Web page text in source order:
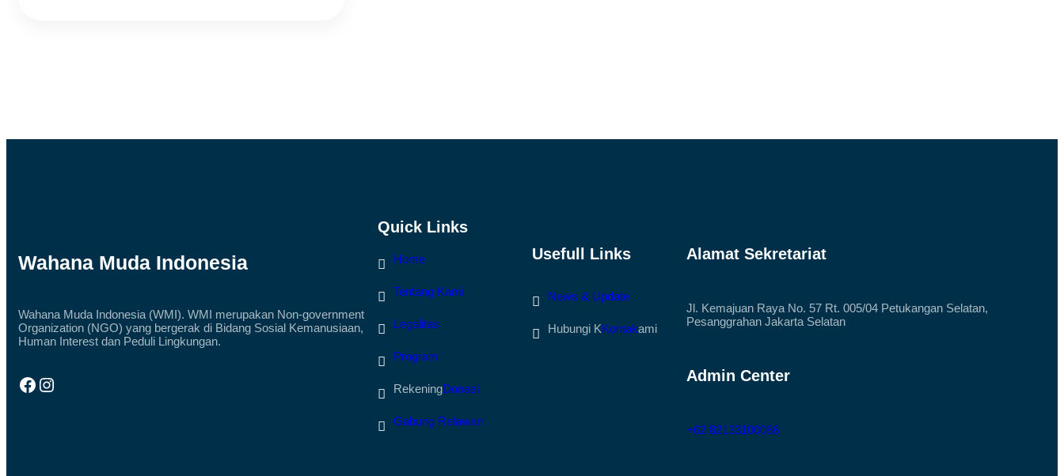
Wahana Muda Indonesia
Wahana Muda Indonesia (WMI). WMI merupakan Non-government
Organization (NGO) yang bergerak di Bidang Sosial Kemanusiaan,
Human Interest dan Peduli Lingkungan.
Facebook Instagram
Quick Links
Home
Tentang Kami
Legalitas
Program
RekeningDonasi
Gabung Relawan
Usefull Links
News & Update
Hubungi KKontakami
Alamat Sekretariat
Jl. Kemajuan Raya No. 57 Rt. 005/04 Petukangan Selatan,
Pesanggrahan Jakarta Selatan
Admin Center
+62 82133100086